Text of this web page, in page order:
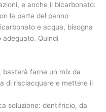
e anche il bicarbonato:
la parte del panno
e acqua, bisogna
adeguato. Quindi
farne un mix da
di risciacquare e mettere il
soluzione: dentifricio, da